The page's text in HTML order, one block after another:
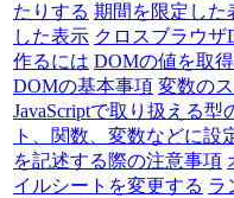
たりする 期間を限定した
した表示 クロスブラウザ
作るには DOMの値を取
DOMの基本事項 変数の
JavaScriptで取り扱える型
ト、関数、変数などに設
を記述する際の注意事項
イルシートを変更する ラ